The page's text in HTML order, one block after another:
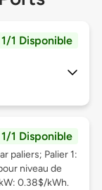
1/1 Disponible
1/1 Disponible
paliers; Palier 1:
niveau de
0.38$/kWh.